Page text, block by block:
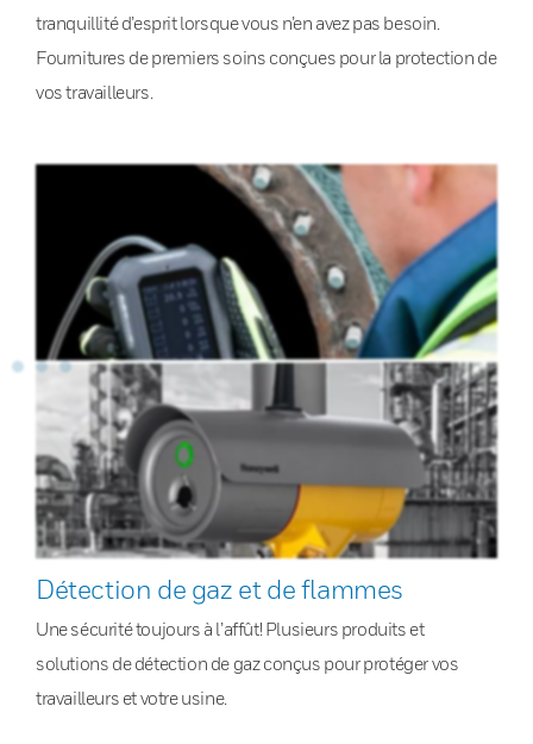
tranquillité d’esprit lorsque vous n’en avez pas besoin.
Fournitures de premiers soins conçues pour la protection de
vos travailleurs.
Détection de gaz et de flammes
Une sécurité toujours à l’affût! Plusieurs produits et
solutions de détection de gaz conçus pour protéger vos
travailleurs et votre usine.